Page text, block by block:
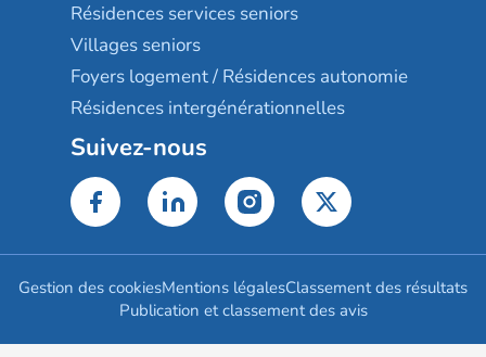
Résidences services seniors
Villages seniors
Foyers logement / Résidences autonomie
Résidences intergénérationnelles
Suivez-nous
Gestion des cookiesMentions légalesClassement des résultats
Publication et classement des avis